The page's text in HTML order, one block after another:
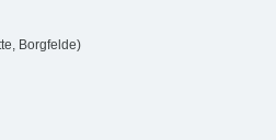
Borgfelde)